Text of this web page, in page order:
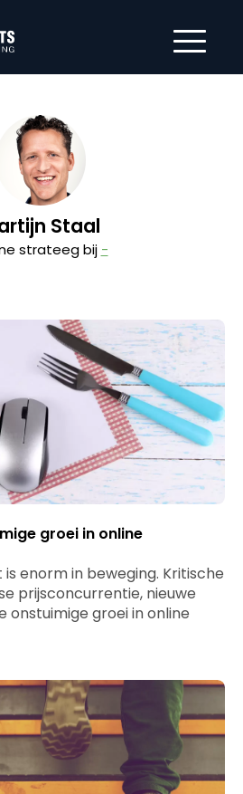
Staal
strateeg bij -
groei in online
enorm in beweging. Kritische
prijsconcurrentie, nieuwe
onstuimige groei in online